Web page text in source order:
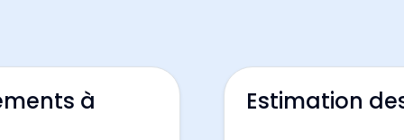
à Estimation